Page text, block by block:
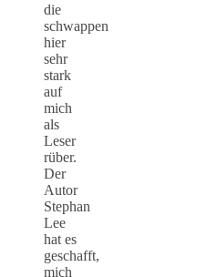
die
schwappen
hier
sehr
stark
auf
mich
als
Leser
rüber.
Der
Autor
Stephan
Lee
hat es
geschafft,
mich